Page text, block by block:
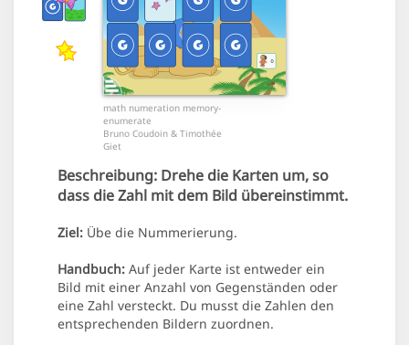
math numeration memory-
enumerate
Bruno Coudoin & Timothée
Giet
Beschreibung: Drehe die Karten um, so
dass die Zahl mit dem Bild übereinstimmt.
Ziel: Übe die Nummerierung.
Handbuch: Auf jeder Karte ist entweder ein
Bild mit einer Anzahl von Gegenständen oder
eine Zahl versteckt. Du musst die Zahlen den
entsprechenden Bildern zuordnen.